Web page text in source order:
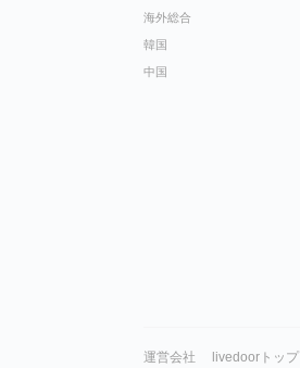
海外総合
韓国
中国
運営会社 livedoorトップ